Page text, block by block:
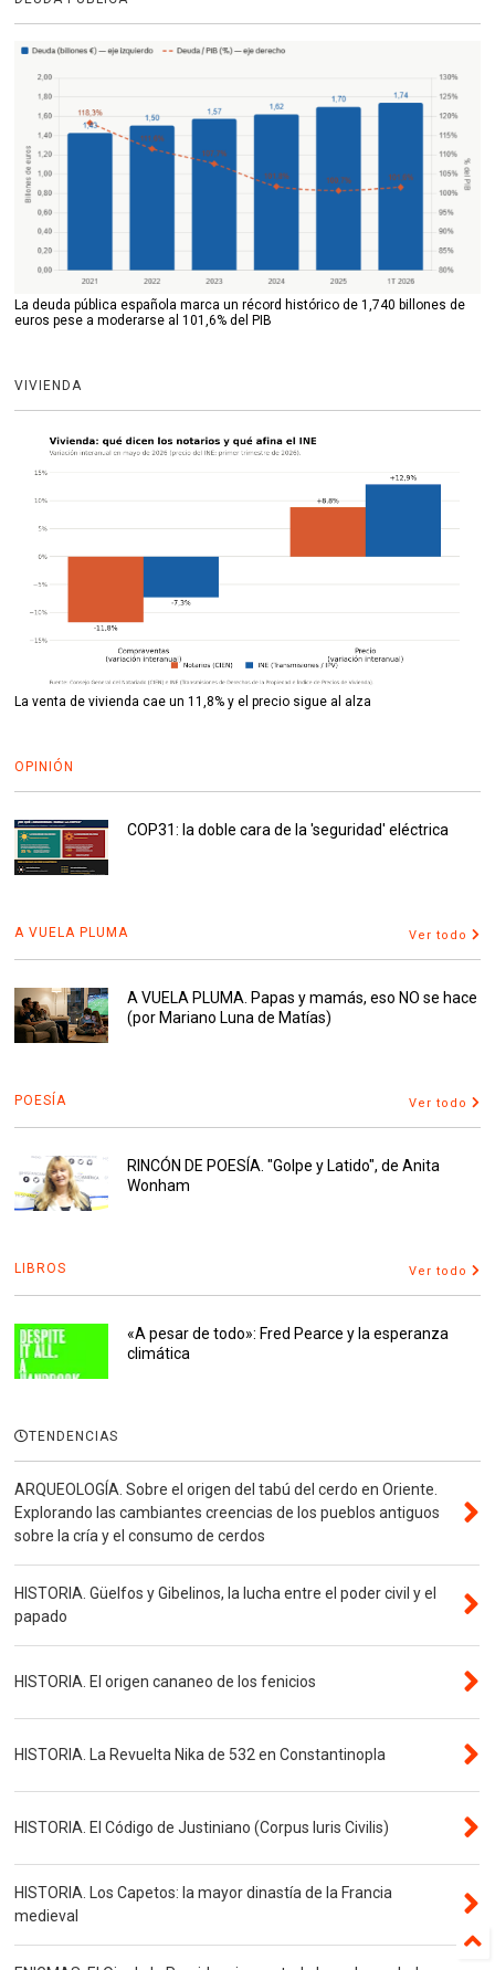
La deuda pública española marca un récord histórico de 1,740 billones de
euros pese a moderarse al 101,6% del PIB
VIVIENDA
La venta de vivienda cae un 11,8% y el precio sigue al alza
OPINIÓN
COP31: la doble cara de la 'seguridad' eléctrica
A VUELA PLUMA Ver todo
A VUELA PLUMA. Papas y mamás, eso NO se hace
(por Mariano Luna de Matías)
POESÍA Ver todo
RINCÓN DE POESÍA. "Golpe y Latido", de Anita
Wonham
LIBROS Ver todo
«A pesar de todo»: Fred Pearce y la esperanza
climática
TENDENCIAS
ARQUEOLOGÍA. Sobre el origen del tabú del cerdo en Oriente.
Explorando las cambiantes creencias de los pueblos antiguos
sobre la cría y el consumo de cerdos
HISTORIA. Güelfos y Gibelinos, la lucha entre el poder civil y el
papado
HISTORIA. El origen cananeo de los fenicios
HISTORIA. La Revuelta Nika de 532 en Constantinopla
HISTORIA. El Código de Justiniano (Corpus Iuris Civilis)
HISTORIA. Los Capetos: la mayor dinastía de la Francia
medieval